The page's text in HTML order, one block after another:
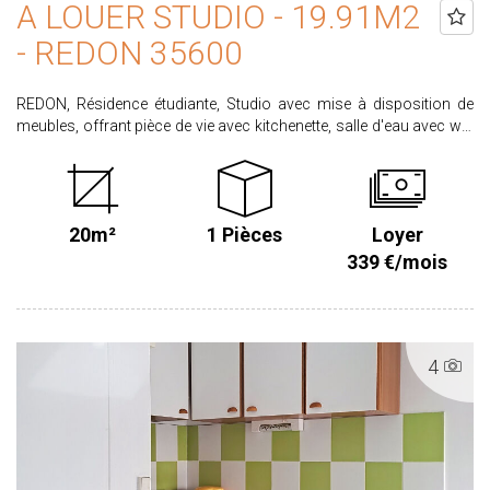
A LOUER STUDIO - 19.91M2
- REDON 35600
REDON, Résidence étudiante, Studio avec mise à disposition de
meubles, offrant pièce de vie avec kitchenette, salle d'eau avec wc.
parties communes. Honoraires locataire : 219.01€ dont 59.73€
pour l'état des lieux d'entrée. Dépôt de garantie : 315.00€ CLASSE
en ligne sur notre site agence proximmo-immobilier onglet
disponibles sur le site www.georisques.gouv.fr Retrouvez
l'ensemble de nos biens sur www.proximmo-immobilier.com
20m² 1 Pièces
Loyer
339 €/mois
4